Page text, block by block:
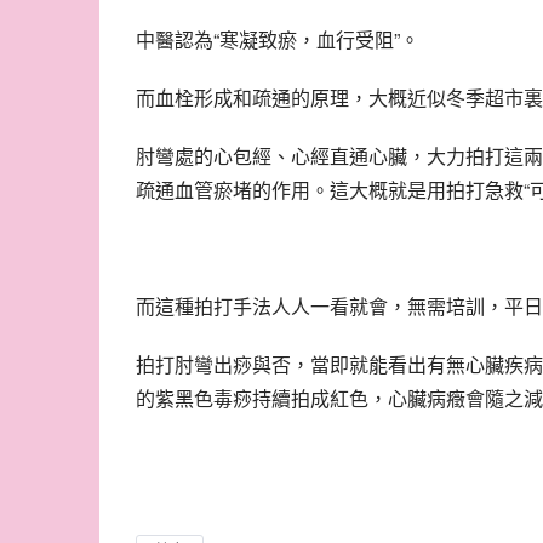
中醫認為“寒凝致瘀，血行受阻”。
而血栓形成和疏通的原理，大概近似冬季超市
肘彎處的心包經、心經直通心臟，大力拍打這
疏通血管瘀堵的作用。這大概就是用拍打急救
而這種拍打手法人人一看就會，無需培訓，平
拍打肘彎出痧與否，當即就能看出有無心臟疾
的紫黑色毒痧持續拍成紅色，心臟病癥會隨之